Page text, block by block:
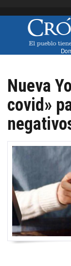
Nueva
covid»